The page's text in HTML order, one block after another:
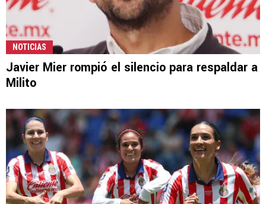
NOTICIAS
Javier Mier rompió el silencio para respaldar a
Milito